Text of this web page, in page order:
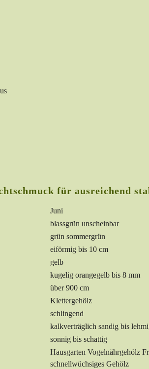
für ausreichend
Juni
blassgrün unscheinbar
grün sommergrün
eiförmig bis 10 cm
gelb
kugelig orangegelb bis 8 mm
über 900 cm
Klettergehölz
schlingend
kalkverträglich sandig bis
sonnig bis schattig
Hausgarten Vogelnährgehölz
schnellwüchsiges Gehölz